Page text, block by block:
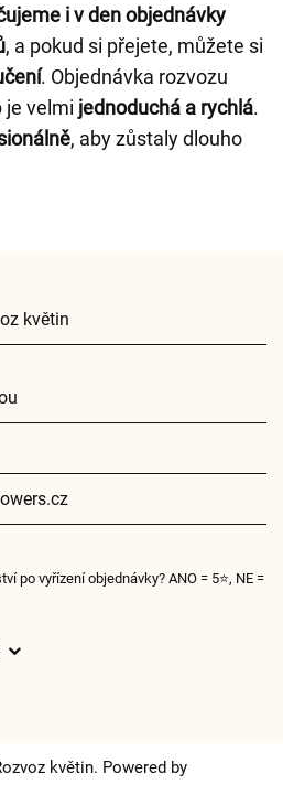
i v den objednávky
, a pokud si přejete, můžete si
. Objednávka rozvozu
je velmi jednoduchá a rychlá.
, aby zůstaly dlouho
květin
po vyřízení objednávky? ANO = 5⭐, NE =
květin. Powered by